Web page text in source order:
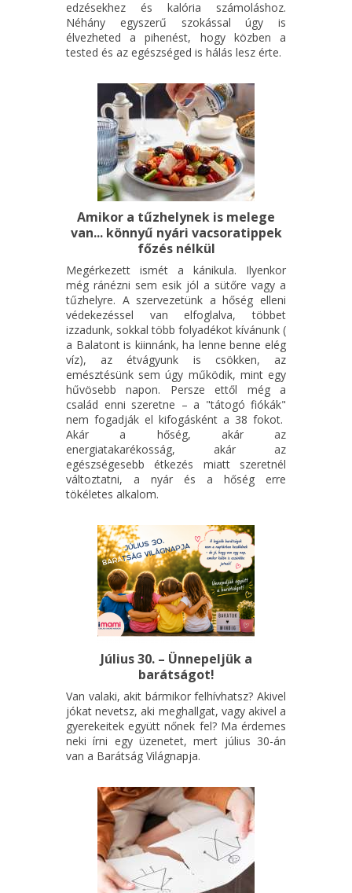
edzésekhez és kalória számoláshoz.
Néhány egyszerű szokással úgy is
élvezheted a pihenést, hogy közben a
tested és az egészséged is hálás lesz érte.
Amikor a tűzhelynek is melege
van... könnyű nyári vacsoratippek
főzés nélkül
Megérkezett ismét a kánikula. Ilyenkor
még ránézni sem esik jól a sütőre vagy a
tűzhelyre. A szervezetünk a hőség elleni
védekezéssel van elfoglalva, többet
izzadunk, sokkal több folyadékot kívánunk (
a Balatont is kiinnánk, ha lenne benne elég
víz), az étvágyunk is csökken, az
emésztésünk sem úgy működik, mint egy
hűvösebb napon. Persze ettől még a
család enni szeretne – a "tátogó fiókák"
nem fogadják el kifogásként a 38 fokot.
Akár a hőség, akár az
energiatakarékosság, akár az
egészségesebb étkezés miatt szeretnél
változtatni, a nyár és a hőség erre
tökéletes alkalom.
Július 30. – Ünnepeljük a
barátságot!
Van valaki, akit bármikor felhívhatsz? Akivel
jókat nevetsz, aki meghallgat, vagy akivel a
gyerekeitek együtt nőnek fel? Ma érdemes
neki írni egy üzenetet, mert július 30-án
van a Barátság Világnapja.